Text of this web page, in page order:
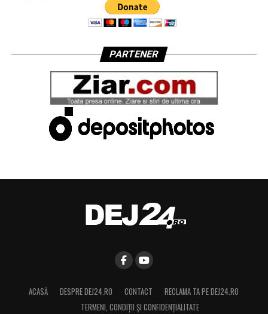
PARTENER
ACASĂ DESPRE DEJ24.RO CONTACT
RECLAMA TA PE DEJ24.RO
TERMENI, CONDIŢII ȘI CONFIDENȚIALITATE